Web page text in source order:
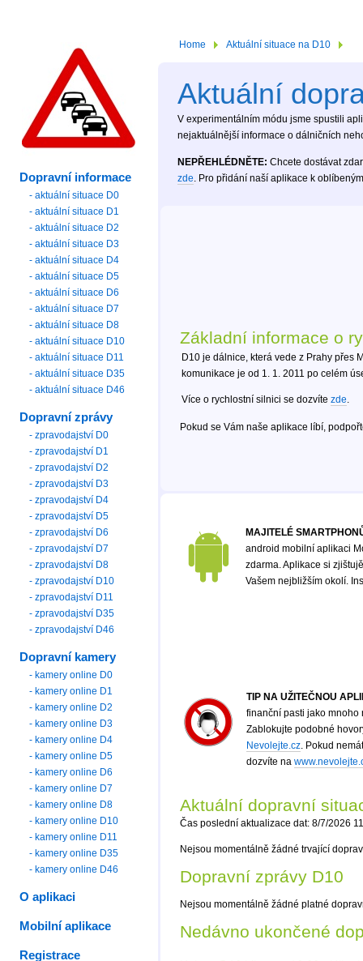
Home Aktuální situace na D10
Aktuální
V experimentálním módu jsme spustili
nejaktuálnější informace o dálničních
NEPŘEHLÉDNĚTE: Chcete dostávat
zde . Pro přidání naší aplikace k
Základní informace o
D10 je dálnice, která vede z Prahy přes
komunikace je od 1. 1. 2011 po celém
Více o rychlostní silnici se dozvíte zde.
Pokud se Vám naše aplikace líbí,
MAJITELÉ
android mobilní aplikaci
zdarma. Aplikace si
Vašem nejbližším okolí.
TIP NA UŽITEČNOU
finanční pasti jako mnoho
Zablokujte podobné
Nevolejte.cz . Pokud
dozvíte na
Aktuální dopravní
Čas poslední aktualizace dat: 8/7/2026
Nejsou momentálně žádné trvající
Dopravní zprávy D10
Nejsou momentálně žádné platné
Nedávno ukončené
Dopravní informace
- aktuální situace D0
- aktuální situace D1
- aktuální situace D2
- aktuální situace D3
- aktuální situace D4
- aktuální situace D5
- aktuální situace D6
- aktuální situace D7
- aktuální situace D8
- aktuální situace D10
- aktuální situace D11
- aktuální situace D35
- aktuální situace D46
Dopravní zprávy
- zpravodajství D0
- zpravodajství D1
- zpravodajství D2
- zpravodajství D3
- zpravodajství D4
- zpravodajství D5
- zpravodajství D6
- zpravodajství D7
- zpravodajství D8
- zpravodajství D10
- zpravodajství D11
- zpravodajství D35
- zpravodajství D46
Dopravní kamery
- kamery online D0
- kamery online D1
- kamery online D2
- kamery online D3
- kamery online D4
- kamery online D5
- kamery online D6
- kamery online D7
- kamery online D8
- kamery online D10
- kamery online D11
- kamery online D35
- kamery online D46
O aplikaci
Mobilní aplikace
Registrace